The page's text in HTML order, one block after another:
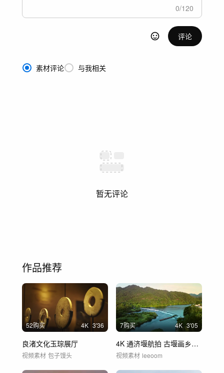
0/120
评论
素材评论 与我相关
暂无评论
作品推荐
52购买 4K 3'36
良渚文化玉琮展厅
视频素材 包子馒头
7购买 4K 3'05
4K 通济堰航拍 古堰画乡风光
视频素材 leeoom